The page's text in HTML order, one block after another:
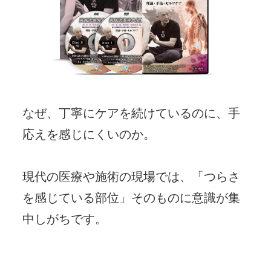
なぜ、丁寧にケアを続けているのに、手
応えを感じにくいのか。
現代の医療や施術の現場では、
「つらさ
を感じている部位」そのものに意識が集
中しがちです。